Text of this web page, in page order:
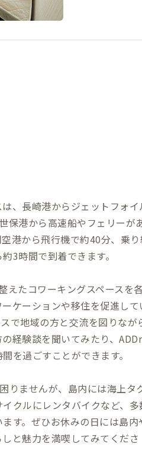
、長崎港からジェットフォイ
保港から高速船やフェリーが
港から飛行機で約40分、乗
3時間で到着できます。
えたコワーキングスペースを
ケーションや移住を促進して
で地域の方と交流を図りなが
経験談を聞いてみたり、
を過ごすことができます。
りませんが、島内には海上タ
クルにレンタバイクなど、多
す。ぜひお休みの日には島内
と魅力を満喫してみてくださ